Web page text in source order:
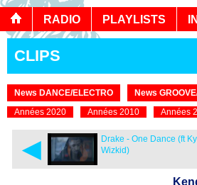
RADIO PLAYLISTS
CLIPS
News DANCE/ELECTRO News
Années 2020
Années 2010 Années
◄
Drake - One Dance (ft
Wizkid)